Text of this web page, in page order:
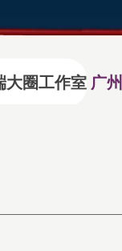
大圈工作室 广